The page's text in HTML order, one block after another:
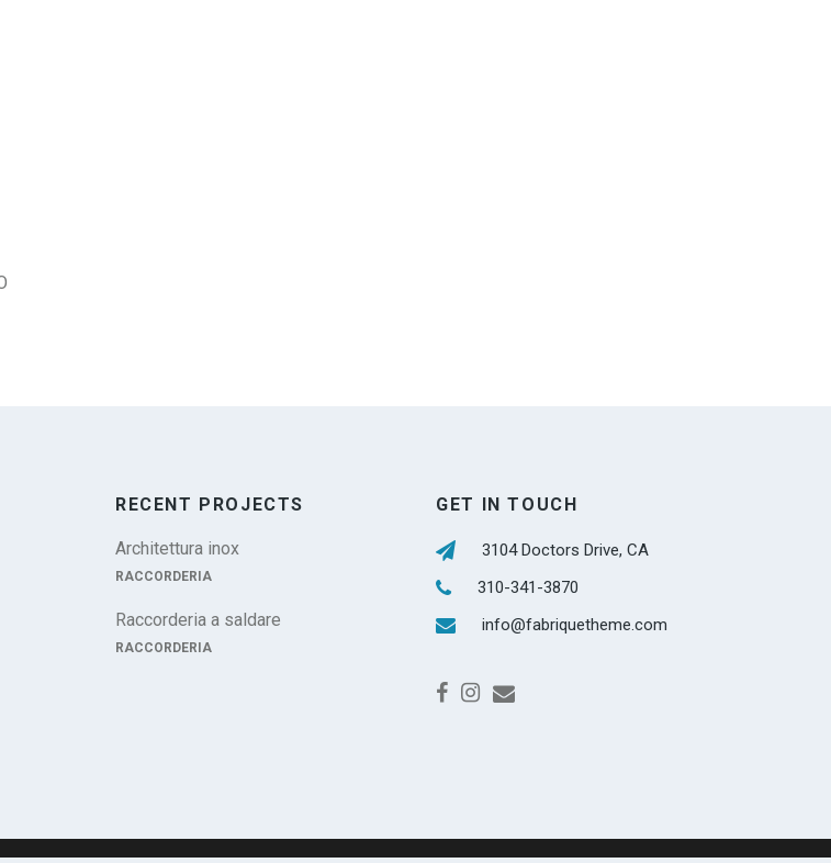
RECENT PROJECTS
Architettura inox
RACCORDERIA
Raccorderia a saldare
RACCORDERIA
GET IN TOUCH
3104 Doctors Drive, CA
310-341-3870
info@fabriquetheme.com